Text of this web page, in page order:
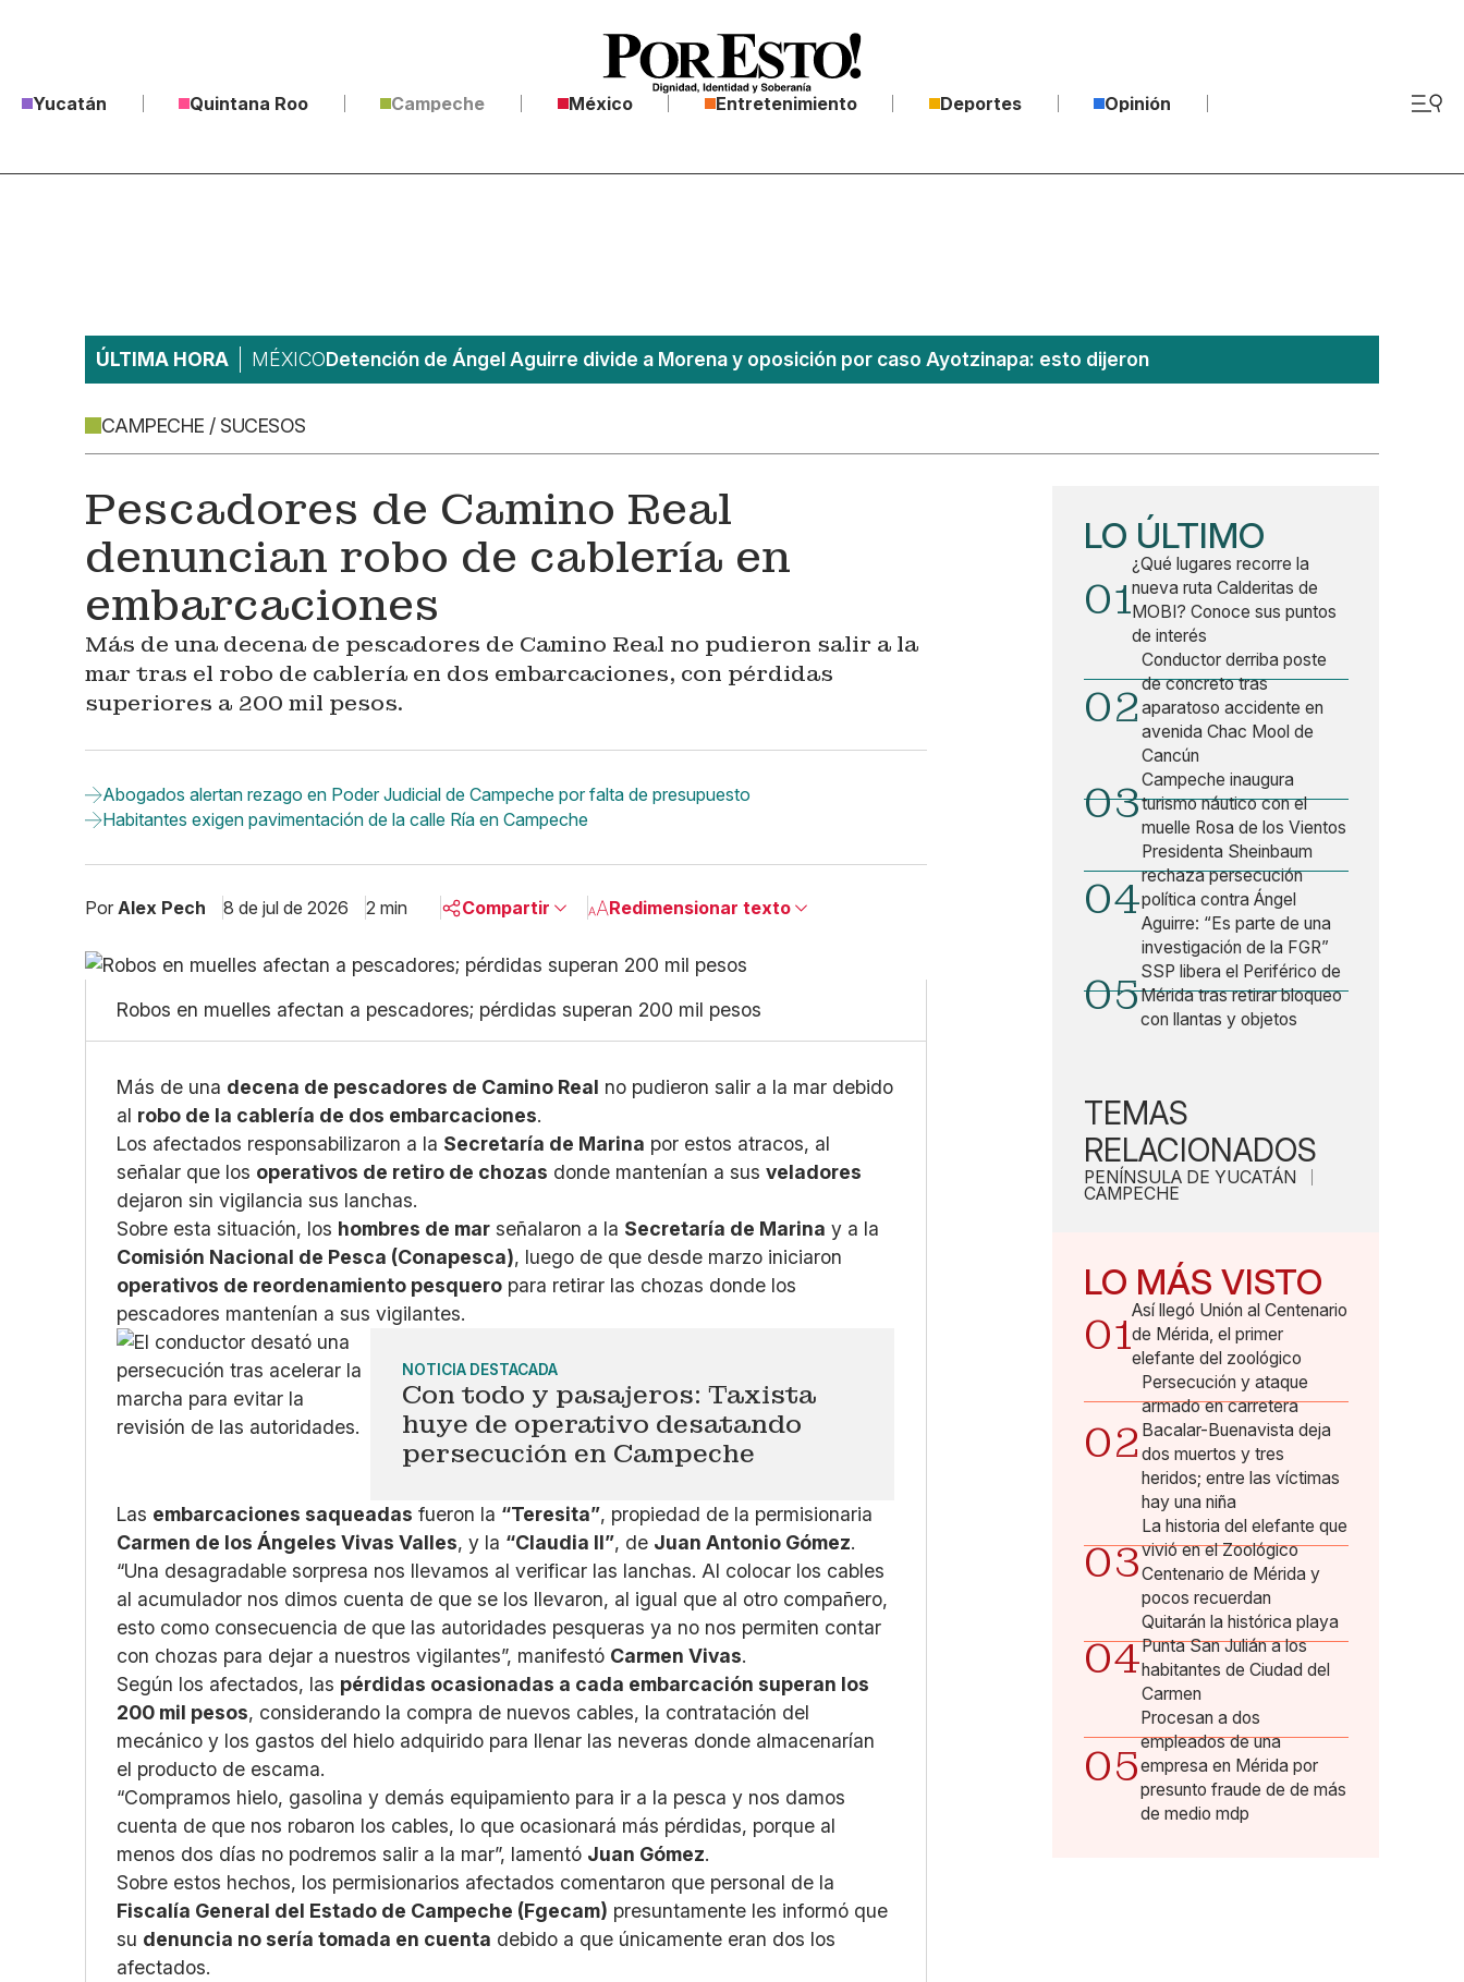
Yucatán Quintana Roo Campeche México Entretenimiento Deportes Opinión
ÚLTIMA HORA MÉXICODetención de Ángel Aguirre divide a Morena y oposición por caso Ayotzinapa: esto dijeron
CAMPECHE / SUCESOS
Pescadores de Camino Real
denuncian robo de cablería en
embarcaciones
Más de una decena de pescadores de Camino Real no pudieron salir a la
mar tras el robo de cablería en dos embarcaciones, con pérdidas
superiores a 200 mil pesos.
Abogados alertan rezago en Poder Judicial de Campeche por falta de presupuesto
Habitantes exigen pavimentación de la calle Ría en Campeche
Por Alex Pech 8 de jul de 2026 2 min Compartir
Linkedin
Facebook
Copiar enlace
Redimensionar texto
Pequeño
Grande
Robos en muelles afectan a pescadores; pérdidas superan 200 mil pesos
Más de una decena de pescadores de Camino Real no pudieron salir a la mar debido
al robo de la cablería de dos embarcaciones.
Los afectados responsabilizaron a la Secretaría de Marina por estos atracos, al
señalar que los operativos de retiro de chozas donde mantenían a susveladores
dejaron sin vigilancia sus lanchas.
Sobre esta situación, los hombres de mar señalaron a la Secretaría de Marina y a la
Comisión Nacional de Pesca (Conapesca), luego de que desde marzo iniciaron
operativos de reordenamiento pesquero para retirar las chozas donde los
pescadores mantenían a sus vigilantes.
NOTICIA DESTACADA
Con todo y pasajeros: Taxista
huye de operativo desatando
persecución en Campeche
Las embarcaciones saqueadas fueron la “Teresita”, propiedad de la permisionaria
Carmen de los Ángeles Vivas Valles, y la “Claudia II”, de Juan Antonio Gómez.
“Una desagradable sorpresa nos llevamos al verificar las lanchas. Al colocar los cables
al acumulador nos dimos cuenta de que se los llevaron, al igual que al otro compañero,
esto como consecuencia de que las autoridades pesqueras ya no nos permiten contar
con chozas para dejar a nuestros vigilantes”, manifestó Carmen Vivas.
Según los afectados, las pérdidas ocasionadas a cada embarcación superan los
200 mil pesos, considerando la compra de nuevos cables, la contratación del
mecánico y los gastos del hielo adquirido para llenar las neveras donde almacenarían
el producto de escama.
“Compramos hielo, gasolina y demás equipamiento para ir a la pesca y nos damos
cuenta de que nos robaron los cables, lo que ocasionará más pérdidas, porque al
menos dos días no podremos salir a la mar”, lamentó Juan Gómez.
Sobre estos hechos, los permisionarios afectados comentaron que personal de la
Fiscalía General del Estado de Campeche (Fgecam) presuntamente les informó que
su denuncia no sería tomada en cuenta debido a que únicamente eran dos los
afectados.
LO ÚLTIMO
01
¿Qué lugares recorre la
nueva ruta Calderitas de
MOBI? Conoce sus puntos
de interés
02
Conductor derriba poste
de concreto tras
aparatoso accidente en
avenida Chac Mool de
Cancún
03Campeche inaugura
turismo náutico con el
muelle Rosa de los Vientos
04
Presidenta Sheinbaum
rechaza persecución
política contra Ángel
Aguirre: “Es parte de una
investigación de la FGR”
05SSP libera el Periférico de
Mérida tras retirar bloqueo
con llantas y objetos
TEMAS
RELACIONADOS
PENÍNSULA DE YUCATÁN
CAMPECHE
LO MÁS VISTO
01Así llegó Unión al Centenario
de Mérida, el primer
elefante del zoológico
02
Persecución y ataque
armado en carretera
Bacalar-Buenavista deja
dos muertos y tres
heridos; entre las víctimas
hay una niña
03
La historia del elefante que
vivió en el Zoológico
Centenario de Mérida y
pocos recuerdan
04
Quitarán la histórica playa
Punta San Julián a los
habitantes de Ciudad del
Carmen
05
Procesan a dos
empleados de una
empresa en Mérida por
presunto fraude de de más
de medio mdp